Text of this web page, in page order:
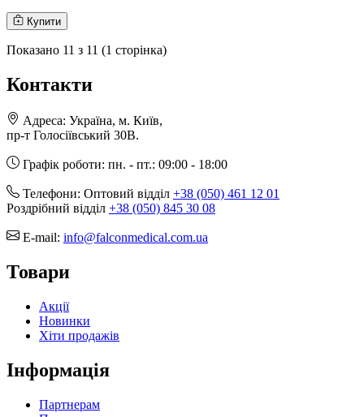
Купити
Показано 11 з 11 (1 сторінка)
Контакти
Адреса: Україна, м. Київ,
пр-т Голосіївський 30В.
Графік роботи: пн. - пт.: 09:00 - 18:00
Телефони: Оптовий відділ +38 (050) 461 12 01
Роздрібний відділ +38 (050) 845 30 08
E-mail: info@falconmedical.com.ua
Товари
Акції
Новинки
Хіти продажів
Інформація
Партнерам